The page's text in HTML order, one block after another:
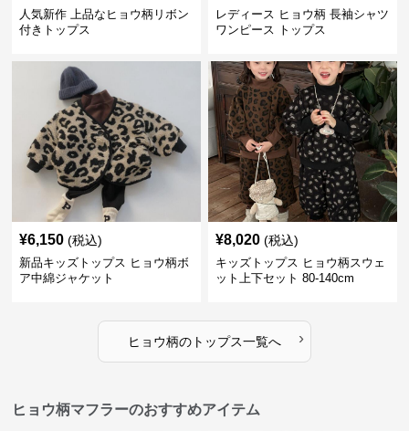
人気新作 上品なヒョウ柄リボン
付きトップス
レディース ヒョウ柄 長袖シャツ
ワンピース トップス
¥6,150 (税込)
新品キッズトップス ヒョウ柄ボ
ア中綿ジャケット
¥8,020 (税込)
キッズトップス ヒョウ柄スウェ
ット上下セット 80-140cm
ヒョウ柄のトップス一覧へ ›
ヒョウ柄マフラーのおすすめアイテム